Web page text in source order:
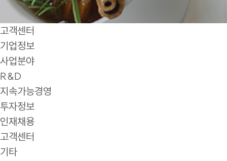
고객센터
기업정보
사업분야
R&D
지속가능경영
투자정보
인재채용
고객센터
기타